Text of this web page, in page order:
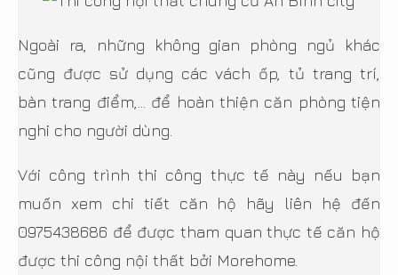
Ngoài ra, những không gian phòng ngủ khác
cũng được sử dụng các vách ốp, tủ trang trí,
bàn trang điểm,… để hoàn thiện căn phòng tiện
nghi cho người dùng.
Với công trình thi công thực tế này nếu bạn
muốn xem chi tiết căn hộ hãy liên hệ đến
0975438686 để được tham quan thực tế căn hộ
được thi công nội thất bởi Morehome.